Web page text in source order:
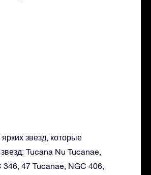
звезд, которые
Tucana Nu Tucanae,
47 Tucanae, NGC 406,